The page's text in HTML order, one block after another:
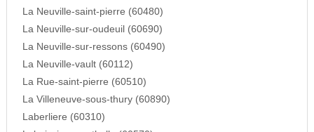
La Neuville-saint-pierre (60480)
La Neuville-sur-oudeuil (60690)
La Neuville-sur-ressons (60490)
La Neuville-vault (60112)
La Rue-saint-pierre (60510)
La Villeneuve-sous-thury (60890)
Laberliere (60310)